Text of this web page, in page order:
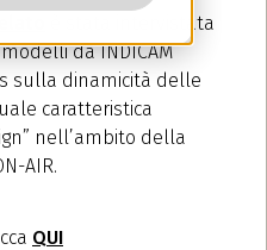
è stata intervistata
da INDICAM
sulla dinamicità delle
caratteristica
nell’ambito della
AIR.
QUI